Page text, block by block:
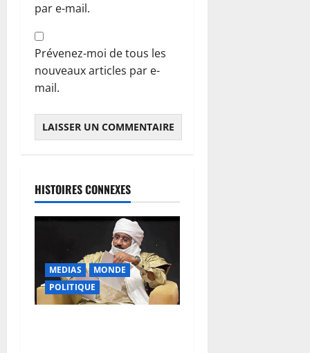
par e-mail.
Prévenez-moi de tous les
nouveaux articles par e-
mail.
HISTOIRES CONNEXES
MEDIAS
MONDE
POLITIQUE